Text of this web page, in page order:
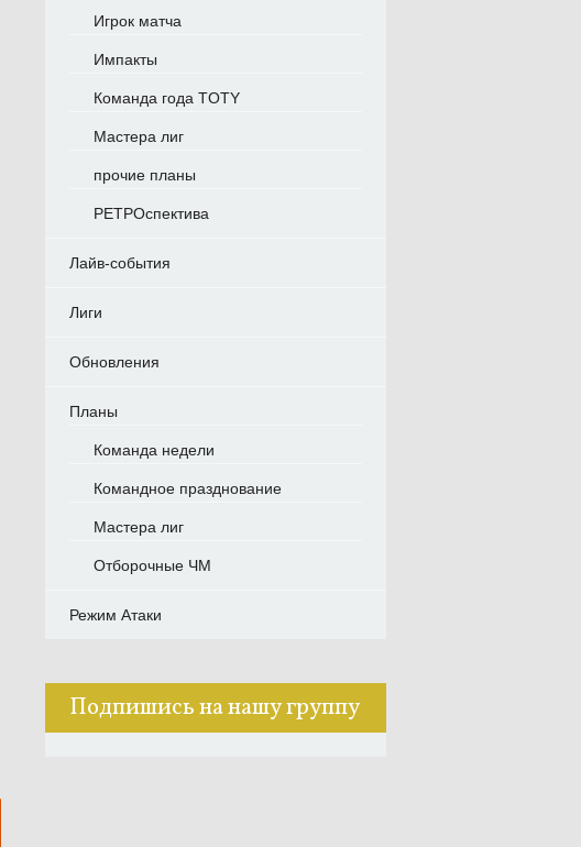
Игрок матча
Импакты
Команда года TOTY
Мастера лиг
прочие планы
РЕТРОспектива
Лайв-события
Лиги
Обновления
Планы
Команда недели
Командное празднование
Мастера лиг
Отборочные ЧМ
Режим Атаки
Подпишись на нашу группу